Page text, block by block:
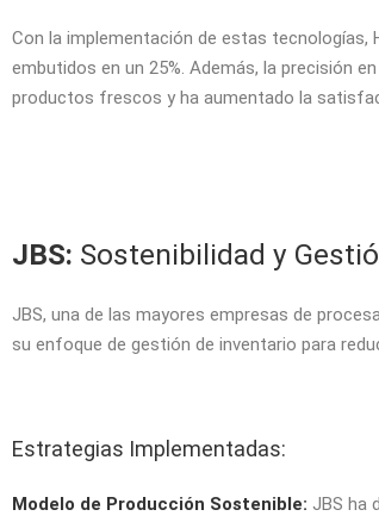
Con la implementación de estas tecnologías,
embutidos en un 25%. Además, la precisión
productos frescos y ha aumentado la
JBS: Sostenibilidad y
JBS, una de las mayores empresas de
su enfoque de gestión de inventario para
Estrategias Implementadas:
Modelo de Producción Sostenible: JBS ha